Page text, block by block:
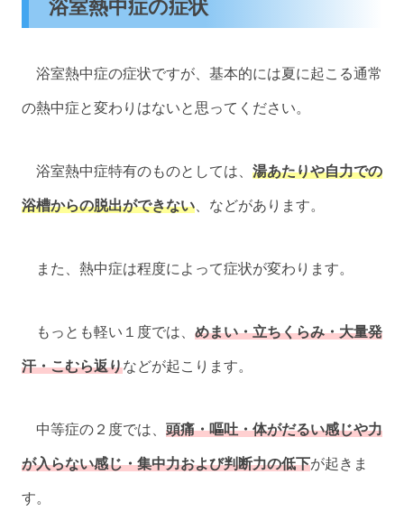
浴室熱中症の症状
浴室熱中症の症状ですが、基本的には夏に起こる通常
の熱中症と変わりはないと思ってください。
浴室熱中症特有のものとしては、 湯あたりや自力での
浴槽からの脱出ができない 、などがあります。
また、熱中症は程度によって症状が変わります。
もっとも軽い１度では、 めまい・立ちくらみ・大量発
汗・こむら返りなどが起こります。
中等症の２度では、 頭痛・嘔吐・体がだるい感じや力
が入らない感じ・集中力および判断力の低下が起きま
す。